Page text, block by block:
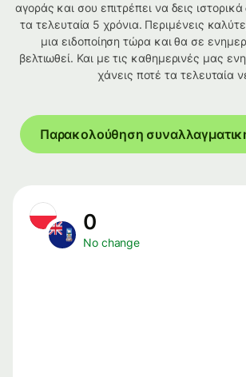
αγοράς και σου επιτρέπει να δεις
τα τελευταία 5 χρόνια. Περιμένεις
μια ειδοποίηση τώρα και θα σε
βελτιωθεί. Και με τις καθημερινές μας
χάνεις ποτέ τα τελευταία
Παρακολούθηση
0
No change